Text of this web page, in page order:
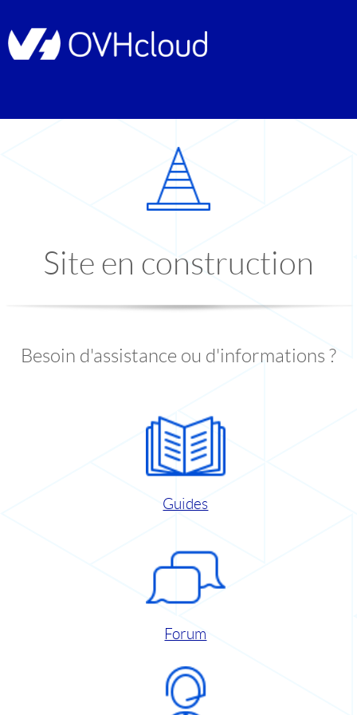
Site en construction
Besoin d'assistance ou d'informations ?
Guides
Forum